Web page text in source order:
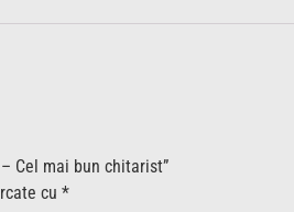
Cel mai bun chitarist”
cu *